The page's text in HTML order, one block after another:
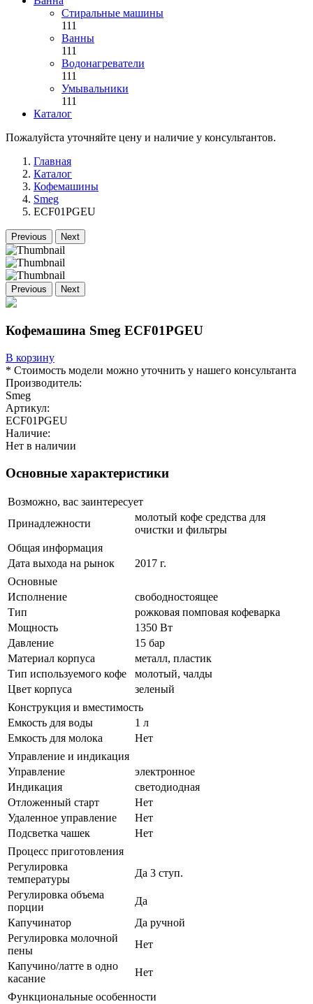
Стиральные машины
111
Ванны
111
Водонагреватели
111
Умывальники
111
Каталог
Пожалуйста уточняйте цену и наличие у консультантов.
Главная
Каталог
Кофемашины
Smeg
ECF01PGEU
Previous Next
Previous Next
Кофемашина Smeg ECF01PGEU
В корзину
* Стоимость модели можно уточнить у нашего консультанта
Производитель:
Smeg
Артикул:
ECF01PGEU
Наличие:
Нет в наличии
Основные характеристики
Возможно, вас заинтересует
Принадлежности
молотый кофе средства для
очистки и фильтры
Общая информация
Дата выхода на рынок
2017 г.
Основные
Исполнение
свободностоящее
Тип
рожковая помповая кофеварка
Мощность
1350 Вт
Давление
15 бар
Материал корпуса
металл, пластик
Тип используемого кофе
молотый, чалды
Цвет корпуса
зеленый
Конструкция и вместимость
Емкость для воды
1 л
Емкость для молока
Нет
Управление и индикация
Управление
электронное
Индикация
светодиодная
Отложенный старт
Нет
Удаленное управление
Нет
Подсветка чашек
Нет
Процесс приготовления
Регулировка
температуры
Да 3 ступ.
Регулировка объема
порции
Да
Капучинатор
Да ручной
Регулировка молочной
пены
Нет
Капучино/латте в одно
касание
Нет
Функциональные особенности